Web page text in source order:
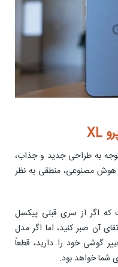
ال با توجه به طراحی جدید و جذاب،
هوش مصنوعی، منطقی به نظر
که اگر از سری قبلی پیکسل
آن صبر کنید، اما اگر مدل
گوشی خود را دارید، قطعاً